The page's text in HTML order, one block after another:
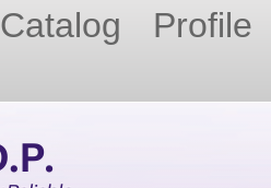
Catalog Profile